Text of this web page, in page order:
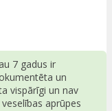
7 gadus ir
un
vispārīgi un nav
aprūpes